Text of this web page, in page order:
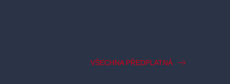
VŠECHNA PŘEDPLATNÁ